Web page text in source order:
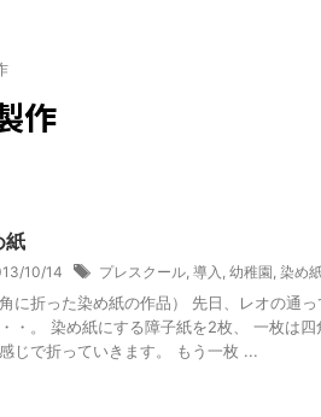
作
紙
10/14 プレスクール 導入 幼稚園 染め
角に折った染め紙の作品） 先日、レオの通
・。 染め紙にする障子紙を2枚、 一枚は
じで折っていきます。 もう一枚 ...